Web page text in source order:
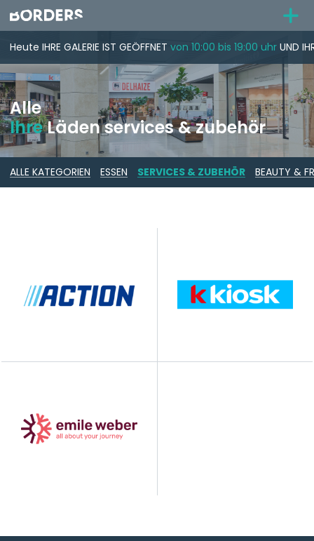
Heute IHRE GALERIE IST GEÖFFNET von 10:00 bis 19:00 uhr UND
Alle
IhreLäden services & zubehör
ALLE KATEGORIEN ESSEN SERVICES & ZUBEHÖR BEAUTY &